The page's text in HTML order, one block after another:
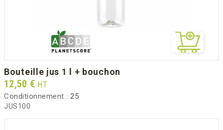
bouteille jus 1 l + bouchon
Prix
12,50 € HT
Conditionnement : 25
JUS100